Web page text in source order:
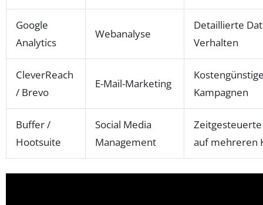
Google
Analytics
Webanalyse
Detaillierte
Verhalten
CleverReach
/ Brevo
E-Mail-Marketing
Kampagnen
Buffer /
Hootsuite
Social Media
Management
auf mehreren